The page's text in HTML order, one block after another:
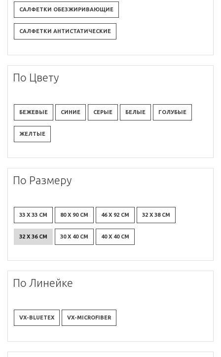
САЛФЕТКИ ОБЕЗЖИРИВАЮЩИЕ
САЛФЕТКИ АНТИСТАТИЧЕСКИЕ
По Цвету
БЕЖЕВЫЕ СИНИЕ СЕРЫЕ БЕЛЫЕ ГОЛУБЫЕ
ЖЕЛТЫЕ
По Размеру
33 X 33 СМ 80 X 90 СМ 46 X 92 СМ 32 X 38 СМ
32 X 36 СМ 30 X 40 СМ 40 X 40 СМ
По Линейке
VX-BLUETEX VX-MICROFIBER